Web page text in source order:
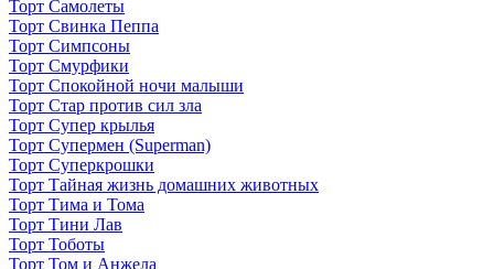
Торт Самолеты
Торт Свинка Пеппа
Торт Симпсоны
Торт Смурфики
Торт Спокойной ночи малыши
Торт Стар против сил зла
Торт Супер крылья
Торт Супермен (Superman)
Торт Суперкрошки
Торт Тайная жизнь домашних животных
Торт Тима и Тома
Торт Тини Лав
Торт Тоботы
Торт Том и Анжела